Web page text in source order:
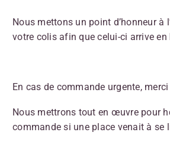
Nous mettons un point d’honneur à
votre colis afin que celui-ci arrive en
En cas de commande urgente,
Nous mettrons tout en œuvre pour
commande si une place venait à se